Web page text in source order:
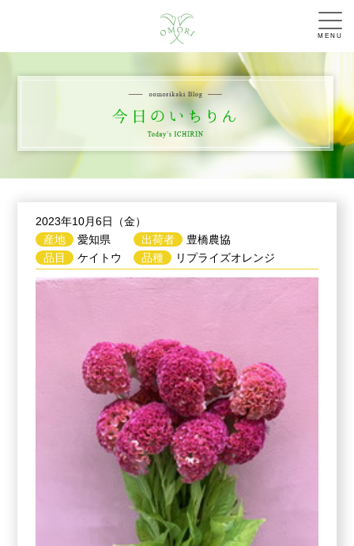
MENU
2023年10月6日（金）
産地
愛知県
品目
ケイトウ
出荷者
豊橋農協
品種
リプライズオレンジ